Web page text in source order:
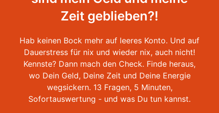
Zeit geblieben?!
Hab keinen Bock mehr auf leeres Konto. Und auf
Dauerstress für nix und wieder nix, auch nicht!
Kennste? Dann mach den Check. Finde heraus,
wo Dein Geld, Deine Zeit und Deine Energie
wegsickern. 13 Fragen, 5 Minuten,
Sofortauswertung - und was Du tun kannst.